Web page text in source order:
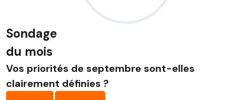
Sondage
du mois
Vos priorités de septembre sont-elles
clairement définies ?